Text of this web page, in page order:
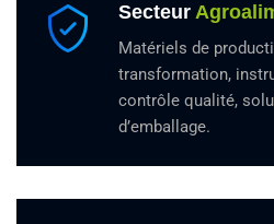
Secteur
Matériels de
transformation,
contrôle qualité,
d’emballage.